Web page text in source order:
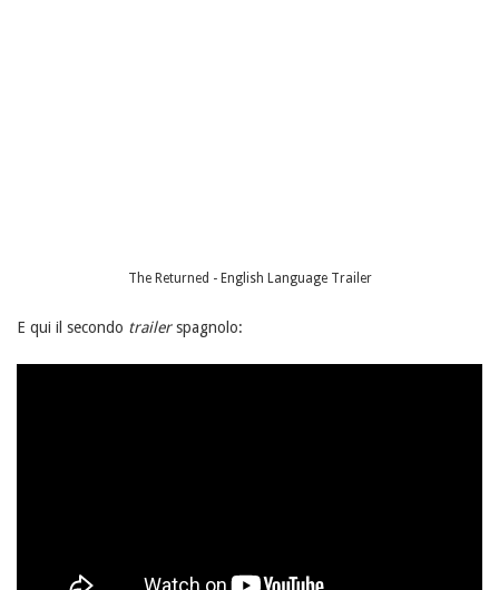
The Returned - English Language Trailer
E qui il secondo trailerspagnolo: